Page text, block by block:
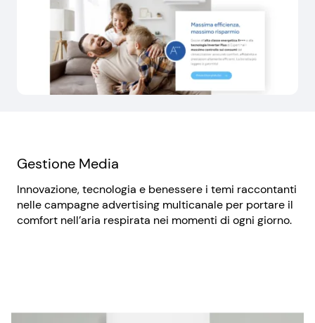
Gestione Media
Innovazione, tecnologia e benessere i temi raccontanti
nelle campagne advertising multicanale per portare il
comfort nell’aria respirata nei momenti di ogni giorno.